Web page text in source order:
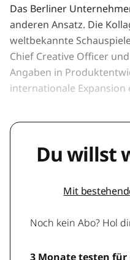
Das Berliner
anderen Ansatz. Die
weltbekannte
Chief Creative Officer
Angaben in
internationale Expansion
Du willst
Mit
Noch kein Abo? Hol
3 Monate testen für